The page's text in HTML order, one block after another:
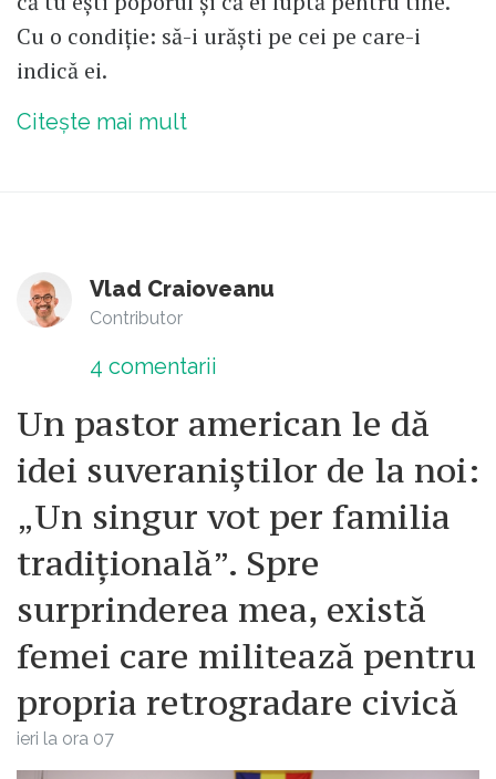
Cu o condiție: să-i urăști pe cei pe care-i
indică ei.
Citește mai mult
Vlad Craioveanu
Contributor
4 comentarii
Un pastor american le dă
idei suveraniștilor de la noi:
„Un singur vot per familia
tradițională”. Spre
surprinderea mea, există
femei care militează pentru
propria retrogradare civică
ieri la ora 07